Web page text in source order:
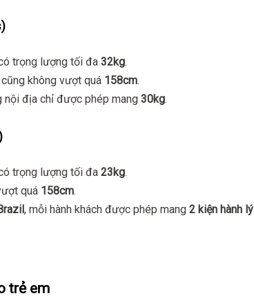
trọng lượng tối đa 32kg.
không vượt quá 158cm.
nội địa chỉ được phép mang 30kg.
trọng lượng tối đa 23kg.
quá 158cm.
, mỗi hành khách được phép mang 2 kiện hành lý
trẻ em